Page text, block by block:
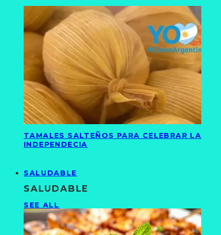
TAMALES SALTEÑOS PARA CELEBRAR LA
INDEPENDECIA
SALUDABLE
SALUDABLE
SEE ALL